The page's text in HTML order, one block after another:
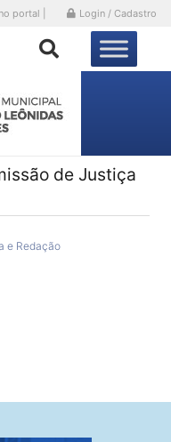
portal | Login / Cadastro
de Justiça
e Redação